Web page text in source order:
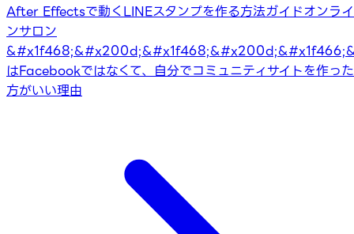
After Effectsで動くLINEスタンプを作る方法ガイドオンライ
ンサロン
はFacebookではなくて、自分でコミュニティサイトを作った
方がいい理由